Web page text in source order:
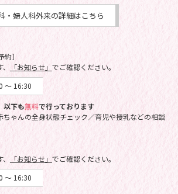
・婦人科外来の詳細はこちら
約］
「お知らせ」 でご確認ください。
～ 16:30
以下も無料で行っております
ちゃんの全身状態チェック／育児や授乳などの相談
「お知らせ」 でご確認ください。
～ 16:30